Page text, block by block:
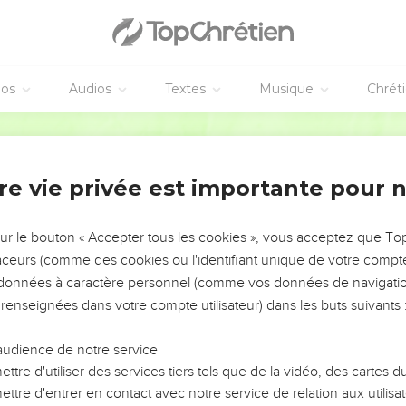
Audios Textes Musique
Édomites. C’est pourquoi, je ne reviendrai pas sur ma décision
de Tyr ; le feu dévorera ses belles maisons. »
Seigneur : « J’ai plus d’un crime à reprocher aux gens
à la main, à la poursuite de leurs frères d’Israël. Ils ont
ville de Téman ; le feu dévorera les belles maisons qui se
Seigneur : « J’ai plus d’un crime à reprocher aux Ammonites,
enceintes en voulant agrandir leur territoire au pays de
de Rabba ; le feu dévorera ses belles maisons, au jour de
d’un jour de tempête.
vie privée est importante pour
le bouton « Accepter tous les cookies », vous acceptez que
(comme des cookies ou l'identifiant unique de votre
à caractère personnel (comme vos données de
dans votre compte utilisateur) dans les buts suivants :
de notre service
d'utiliser des services tiers tels que de la vidéo, des cartes
d'entrer en contact avec notre service de relation aux